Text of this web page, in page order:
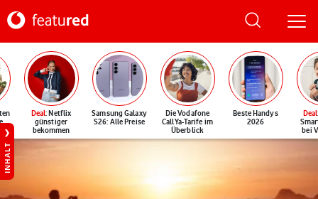
Deal: Netflix
günstiger
bekommen
Samsung Galaxy
S26: Alle Preise
Die Vodafone
CallYa-Tarife im
Überblick
Beste Handys
2026
Deal
bei
INHALT